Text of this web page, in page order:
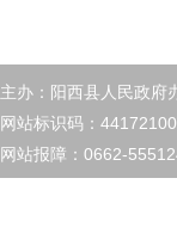
主办：阳西县人民政府
网站标识码：
网站报障：0662-